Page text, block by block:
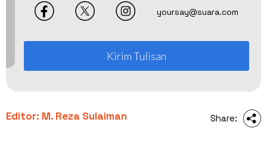
yoursay@suara.com
Kirim Tulisan
Editor: M. Reza Sulaiman Share: